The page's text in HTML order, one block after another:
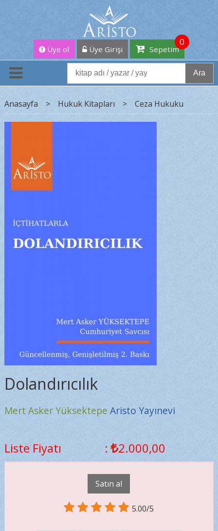
Üye ol Üye Girişi Sepetim
0
Ara
Anasayfa > Hukuk Kitapları > Ceza Hukuku
Dolandırıcılık
Mert Asker Yüksektepe Aristo Yayınevi
Liste Fiyatı : 2.000,00
Satın al
5.00/5